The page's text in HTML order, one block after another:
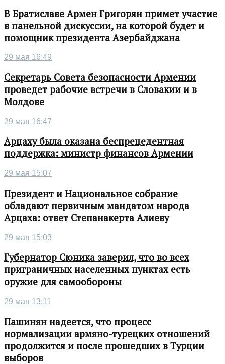
В Братиславе Армен Григорян примет участие
в панельной дискуссии, на которой будет и
помощник президента Азербайджана
29 мая 16:49
Секретарь Совета безопасности Армении
проведет рабочие встречи в Словакии и в
Молдове
29 мая 16:47
Арцаху была оказана беспрецедентная
поддержка: министр финансов Армении
29 мая 15:07
Президент и Национальное собрание
обладают первичным мандатом народа
Арцаха: ответ Степанакерта Алиеву
29 мая 15:03
Губернатор Сюника заверил, что во всех
приграничных населенных пунктах есть
оружие для самообороны
29 мая 13:11
Пашинян надеется, что процесс
нормализации армяно-турецких отношений
продолжится и после прошедших в Турции
выборов